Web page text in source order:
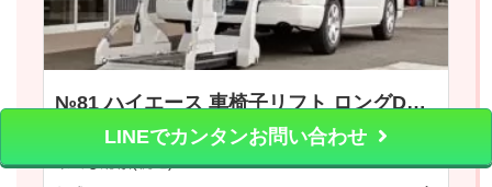
№81 ハイエース 車椅子リフト ロングDX ウェルキャブ 車いす移動車 ＡＳタイプ トヨタ
乗出し総額(税込) 415
LINEでカンタンお問い合わせ